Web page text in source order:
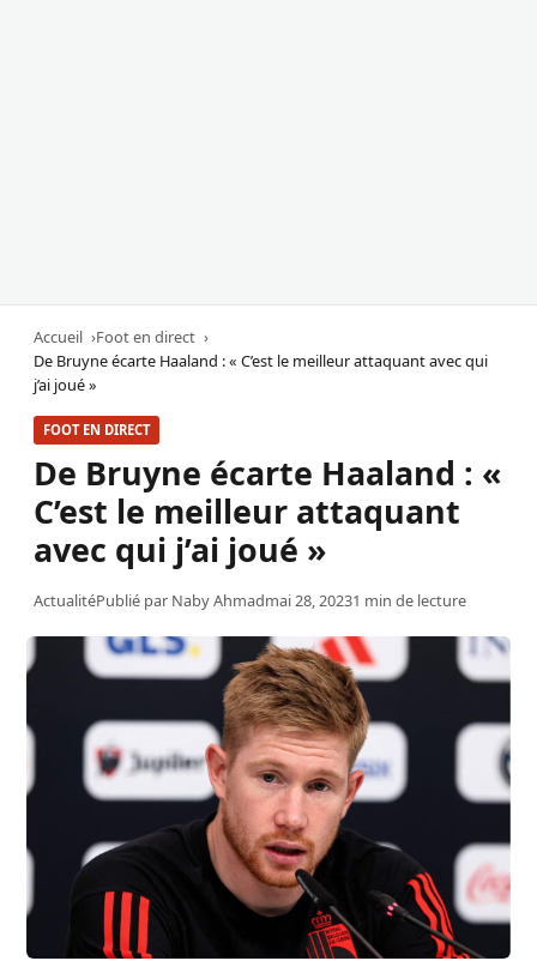
Accueil
Foot en direct
De Bruyne écarte Haaland : « C’est le meilleur attaquant avec qui
j’ai joué »
FOOT EN DIRECT
De Bruyne écarte Haaland : «
C’est le meilleur attaquant
avec qui j’ai joué »
ActualitéPublié par Naby Ahmadmai 28, 20231 min de lecture